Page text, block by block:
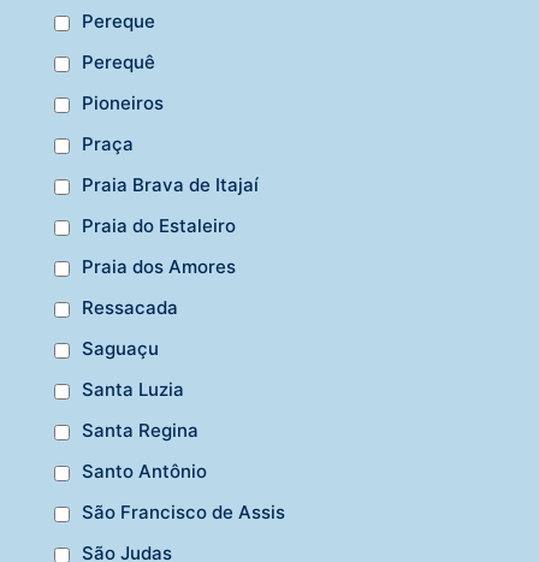
Pereque
Perequê
Pioneiros
Praça
Praia Brava de Itajaí
Praia do Estaleiro
Praia dos Amores
Ressacada
Saguaçu
Santa Luzia
Santa Regina
Santo Antônio
São Francisco de Assis
São Judas